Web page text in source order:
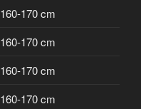
160-170 cm
160-170 cm
160-170 cm
160-170 cm